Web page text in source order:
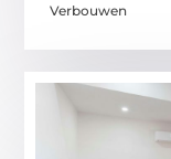
Verbouwen